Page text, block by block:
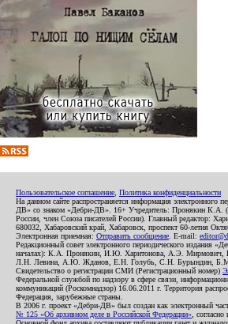
Пользовательское соглашение Политика конфиденциальности
На данном сайте распространяется информация электронного
ДВ» со знаком «Дебри-ДВ». 16+ Учредитель: Пронякин К.А.
России, член Союза писателей России). Главный редактор:
680032, Хабаровский край, Хабаровск, проспект 60-летия
Электронная приемная: Отправить сообщение . E-mail:
Редакционный совет электронного периодического издания
началах): К.А. Пронякин, И.Ю. Харитонова, А.Э.
Л.Н. Левина, А.Ю. Жданов, Е.Н. Голубь, С.Н. Бурындин,
Свидетельство о регистрации СМИ (Регистрационный номер)
Федеральной службой по надзору в сфере связи,
коммуникаций (Роскомнадзор) 16.06.2011 г. Территория
Федерация, зарубежные страны.
В 2006 г. проект «Дебри-ДВ» был создан как электронный
№ 125 «Об архивном деле в Российской Федерации» ,